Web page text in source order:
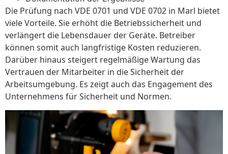
Die Prüfung nach VDE 0701 und VDE 0702 in Marl bietet
viele Vorteile. Sie erhöht die Betriebssicherheit und
verlängert die Lebensdauer der Geräte. Betreiber
können somit auch langfristige Kosten reduzieren.
Darüber hinaus steigert regelmäßige Wartung das
Vertrauen der Mitarbeiter in die Sicherheit der
Arbeitsumgebung. Es zeigt auch das Engagement des
Unternehmens für Sicherheit und Normen.